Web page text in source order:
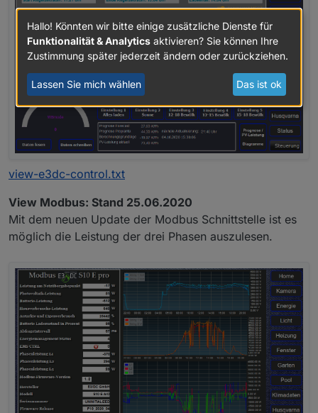
view-e3dc-control.txt
View Modbus: Stand 25.06.2020
Mit dem neuen Update der Modbus Schnittstelle ist es
möglich die Leistung der drei Phasen auszulesen.
Hallo! Könnten wir bitte einige zusätzliche Dienste für
Funktionalität & Analytics aktivieren? Sie können Ihre
Zustimmung später jederzeit ändern oder zurückziehen.
Lassen Sie mich wählen Das ist ok